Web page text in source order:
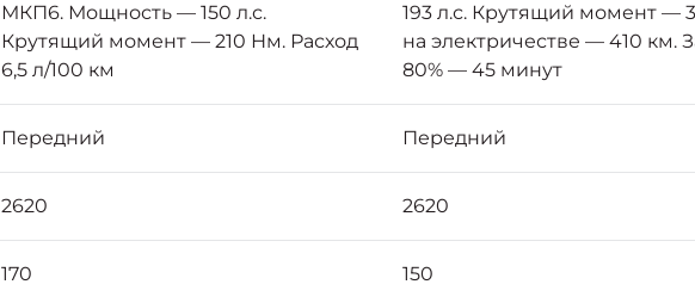
МКП6. Мощность — 150 л.с.
Крутящий момент — 210 Нм. Расход
6,5 л/100 км
193 л.с. Крутящий момент —
на электричестве — 410 км.
80% — 45 минут
Передний Передний
2620 2620
170 150